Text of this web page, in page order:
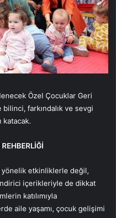
Özel Çocuklar Geri
farkındalık ve sevgi
katacak.
yönelik etkinliklerle değil,
içerikleriyle de dikkat
katılımıyla
aile yaşamı, çocuk gelişimi